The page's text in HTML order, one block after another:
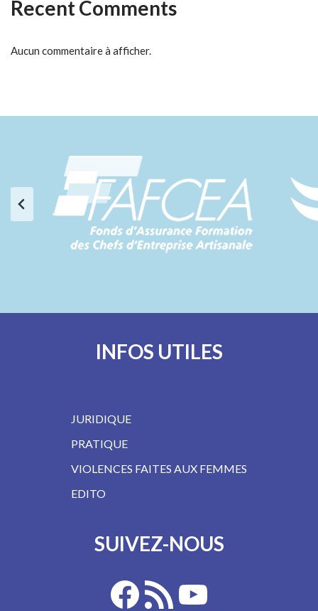
Recent Comments
Aucun commentaire à afficher.
INFOS UTILES
JURIDIQUE
PRATIQUE
VIOLENCES FAITES AUX FEMMES
EDITO
SUIVEZ-NOUS